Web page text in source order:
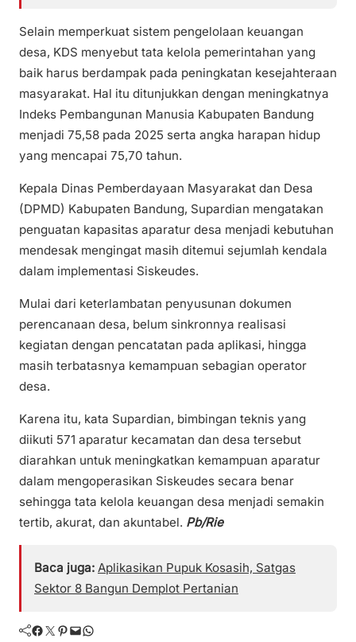
Selain memperkuat sistem pengelolaan keuangan
desa, KDS menyebut tata kelola pemerintahan yang
baik harus berdampak pada peningkatan kesejahteraan
masyarakat. Hal itu ditunjukkan dengan meningkatnya
Indeks Pembangunan Manusia Kabupaten Bandung
menjadi 75,58 pada 2025 serta angka harapan hidup
yang mencapai 75,70 tahun.
Kepala Dinas Pemberdayaan Masyarakat dan Desa
(DPMD) Kabupaten Bandung, Supardian mengatakan
penguatan kapasitas aparatur desa menjadi kebutuhan
mendesak mengingat masih ditemui sejumlah kendala
dalam implementasi Siskeudes.
Mulai dari keterlambatan penyusunan dokumen
perencanaan desa, belum sinkronnya realisasi
kegiatan dengan pencatatan pada aplikasi, hingga
masih terbatasnya kemampuan sebagian operator
desa.
Karena itu, kata Supardian, bimbingan teknis yang
diikuti 571 aparatur kecamatan dan desa tersebut
diarahkan untuk meningkatkan kemampuan aparatur
dalam mengoperasikan Siskeudes secara benar
sehingga tata kelola keuangan desa menjadi semakin
tertib, akurat, dan akuntabel. Pb/Rie
Baca juga: Aplikasikan Pupuk Kosasih, Satgas
Sektor 8 Bangun Demplot Pertanian
Facebook Twitter Pinterest Mail WhatsApp